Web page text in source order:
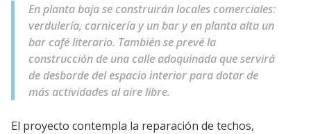
En planta baja se construirán locales comerciales:
verdulería, carnicería y un bar y en planta alta un
bar café literario. También se prevé la
construcción de una calle adoquinada que servirá
de desborde del espacio interior para dotar de
más actividades al aire libre.
El proyecto contempla la reparación de techos,